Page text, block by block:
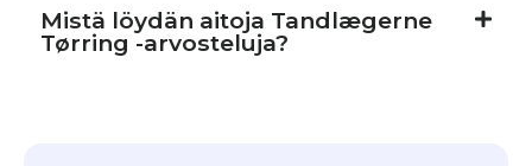
Mistä löydän aitoja Tandlægerne
Tørring -arvosteluja?